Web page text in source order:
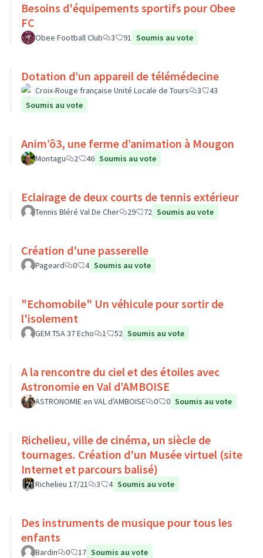
Besoins d'équipements sportifs pour Obee
FC
Obee Football Club 3 91 Soumis au vote
Dotation d’un appareil de télémédecine
Croix-Rouge française Unité Locale de Tours 3
43
Soumis au vote
Anim’ô3, une ferme d’animation à Mougon
Montagu 2 46 Soumis au vote
Eclairage de deux courts de tennis extérieur
Tennis Bléré Val De Cher 29 72 Soumis au vote
Création d'une passerelle
Pageard 0 4 Soumis au vote
"Echomobile" Un véhicule pour sortir de
l'isolement
GEM TSA 37 Echo 1 52 Soumis au vote
A la rencontre du ciel et des étoiles avec
Astronomie en Val d’AMBOISE
ASTRONOMIE en VAL d'AMBOISE 0 0 Soumis au vote
Richelieu, ville de cinéma, un siècle de
tournages. Création d'un Musée virtuel (site
Internet et parcours balisé)
Richelieu 17/21 3 4 Soumis au vote
Des instruments de musique pour tous les
enfants
Bardin 0 17 Soumis au vote